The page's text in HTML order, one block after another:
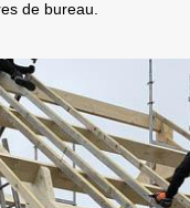
de bureau.